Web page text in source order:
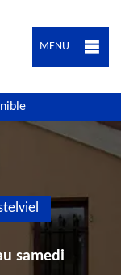
MENU
samedi